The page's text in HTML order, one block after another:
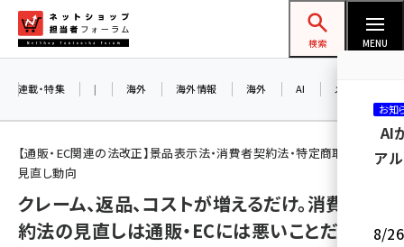
ン
ネットショップ担当者フォーラム
検索 MENU
amazon (2260)
yahoo (1910)
連載・特集 | 海外 海外情報 海外 AI メタバース
【通販・EC関連の法改正】景品表示法・消費者契約法・特定商取引法の
見直し動向
クレーム、返品、コストが増えるだけ。消費者契
約法の見直しは通販・ECには悪いことだらけ？
お知
AI
ア
8/26